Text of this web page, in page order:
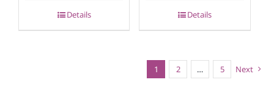
Details Details
1 2 … 5 Next